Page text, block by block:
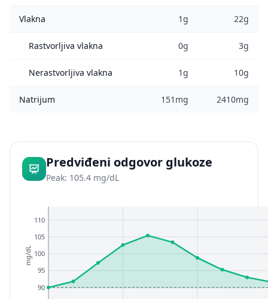
Vlakna 1g 22g
Rastvorljiva vlakna 0g 3g
Nerastvorljiva vlakna 1g 10g
Natrijum 151mg 2410mg
Predviđeni odgovor glukoze
Peak: 105.4 mg/dL
90
95
100
105
110
mg/dL